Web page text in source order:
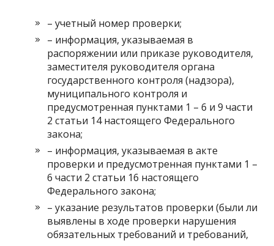
– учетный номер проверки;
– информация, указываемая в
распоряжении или приказе руководителя,
заместителя руководителя органа
государственного контроля (надзора),
муниципального контроля и
предусмотренная пунктами 1 – 6 и 9 части
2 статьи 14 настоящего Федерального
закона;
– информация, указываемая в акте
проверки и предусмотренная пунктами 1 –
6 части 2 статьи 16 настоящего
Федерального закона;
– указание результатов проверки (были ли
выявлены в ходе проверки нарушения
обязательных требований и требований,